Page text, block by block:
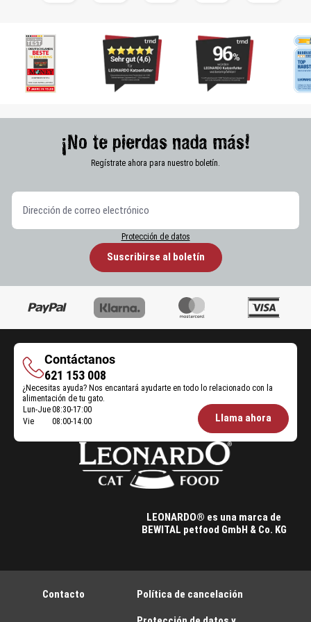
¡No te pierdas nada más!
Regístrate ahora para nuestro boletín.
Protección de datos
Suscribirse al boletín
Contáctanos
Contáctanos
621 153 008
¿Necesitas ayuda? Nos encantará ayudarte en todo lo relacionado con la
alimentación de tu gato.
Öffnungszeiten
Lun-Jue08:30-17:00
Vie
08:00-14:00 Llama ahora
LEONARDO® es una marca de
BEWITAL petfood GmbH & Co. KG
Contacto Política de cancelación